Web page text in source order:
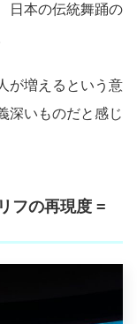
日本の伝統舞踊の
が増えるという意
深いものだと感じ
フの再現度 =